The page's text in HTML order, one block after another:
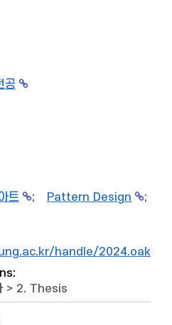
공
트 ; Pattern Design
;
handle/2024.oak/
> 2. Thesis